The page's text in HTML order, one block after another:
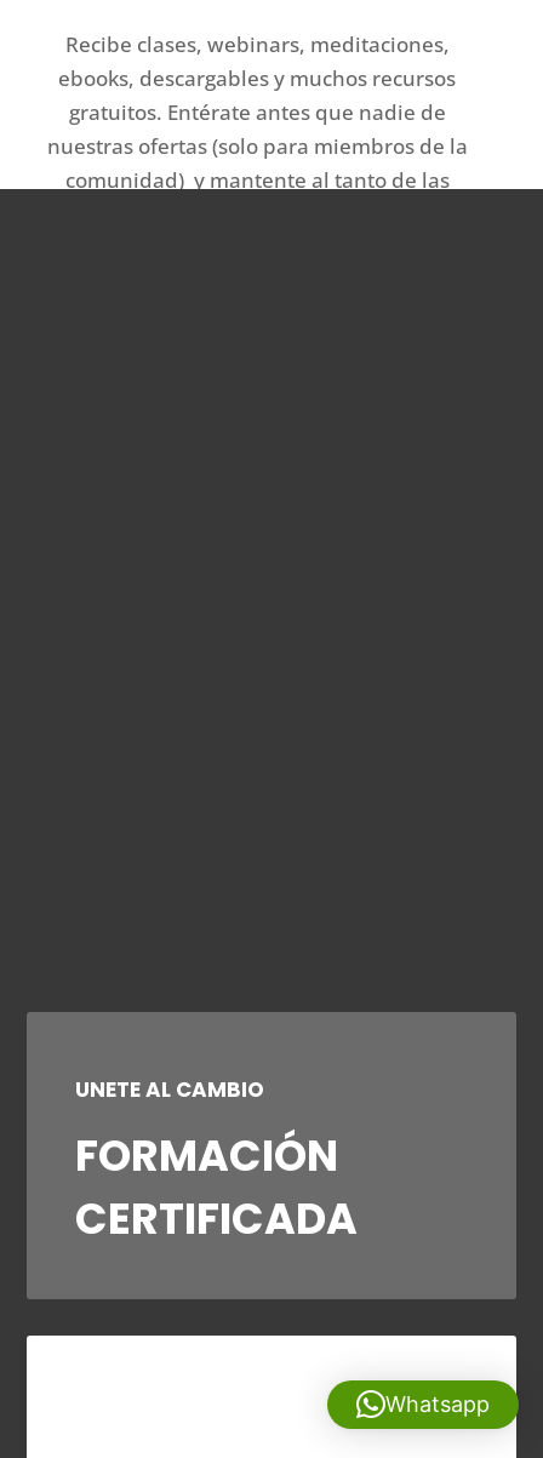
Recibe clases, webinars, meditaciones,
ebooks, descargables y muchos recursos
gratuitos. Entérate antes que nadie de
nuestras ofertas (solo para miembros de la
comunidad) y mantente al tanto de las
UNETE AL CAMBIO
FORMACIÓN
CERTIFICADA
Whatsapp